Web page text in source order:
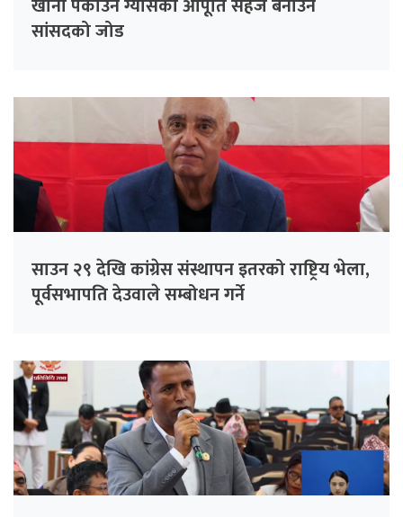
खाना पकाउने ग्यासको आपूर्ति सहज बनाउन
सांसदको जोड
साउन २९ देखि कांग्रेस संस्थापन इतरको राष्ट्रिय भेला,
पूर्वसभापति देउवाले सम्बोधन गर्ने